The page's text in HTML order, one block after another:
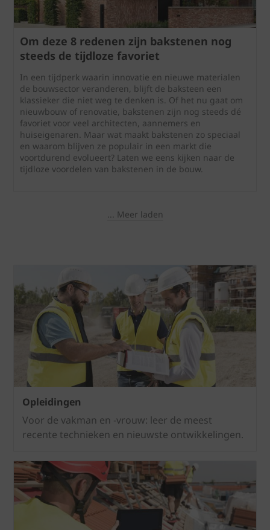
Om deze 8 redenen zijn bakstenen nog
steeds de tijdloze favoriet
In een tijdperk waarin innovatie en nieuwe materialen
de bouwsector veranderen, blijft de baksteen een
klassieker die niet weg te denken is. Of het nu gaat om
nieuwbouw of renovatie, bakstenen zijn nog steeds dé
favoriet voor veel architecten, aannemers en
huiseigenaren. Maar wat maakt bakstenen zo speciaal
en waarom blijven ze populair in een markt die
voortdurend evolueert? Laten we eens kijken naar de
tijdloze voordelen van bakstenen in de bouw.
... Meer laden
Opleidingen
Voor de vakman en -vrouw: leer de meest
recente technieken en nieuwste ontwikkelingen.